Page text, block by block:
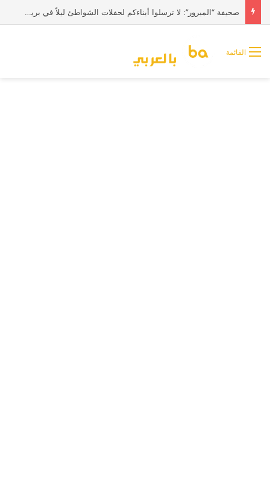
صحيفة “الميرور”: لا ترسلوا أبناءكم لحفلات الشواطئ ليلاً في بريطانيا
القائمة